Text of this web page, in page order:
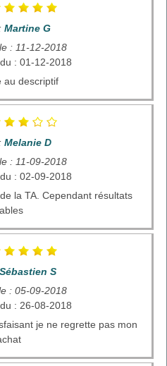
Martine G
: 11-12-2018
: 01-12-2018
au descriptif
Melanie D
: 11-09-2018
: 02-09-2018
la TA. Cependant résultats
Sébastien S
: 05-09-2018
: 26-08-2018
je ne regrette pas mon